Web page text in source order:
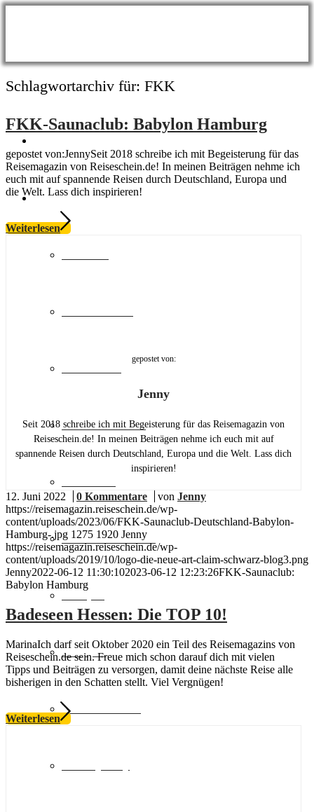
Themen
Familienurlaub
Freizeit & Action
Camping
Shopping
Natur & Aktiv
Schlagwortarchiv für: FKK
FKK-Saunaclub: Babylon Hamburg
gepostet von:JennySeit 2018 schreibe ich mit Begeisterung für das
Reisemagazin von Reiseschein.de! In meinen Beiträgen nehme ich
euch mit auf spannende Reisen durch Deutschland, Europa und
die Welt. Lass dich inspirieren!
Weiterlesen
gepostet von:
Jenny
Seit 2018 schreibe ich mit Begeisterung für das Reisemagazin von
Reiseschein.de! In meinen Beiträgen nehme ich euch mit auf
spannende Reisen durch Deutschland, Europa und die Welt. Lass dich
inspirieren!
12. Juni 2022 0 Kommentare von Jenny
https://reisemagazin.reiseschein.de/wp-
content/uploads/2023/06/FKK-Saunaclub-Deutschland-Babylon-
Hamburg-.jpg 1275 1920 Jenny
https://reisemagazin.reiseschein.de/wp-
content/uploads/2019/10/logo-die-neue-art-claim-schwarz-blog3.png
Jenny2022-06-12 11:30:102023-06-12 12:23:26FKK-Saunaclub:
Babylon Hamburg
Badeseen Hessen: Die TOP 10!
MarinaIch darf seit Oktober 2020 ein Teil des Reisemagazins von
Reiseschein.de sein. Freue mich schon darauf dich mit vielen
Tipps und Beiträgen zu versorgen, damit deine nächste Reise alle
bisherigen in den Schatten stellt. Viel Vergnügen!
Weiterlesen